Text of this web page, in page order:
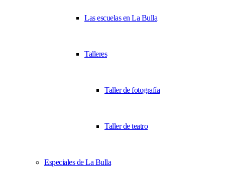
Las escuelas en La Bulla
Talleres
Taller de fotografía
Taller de teatro
Especiales de La Bulla